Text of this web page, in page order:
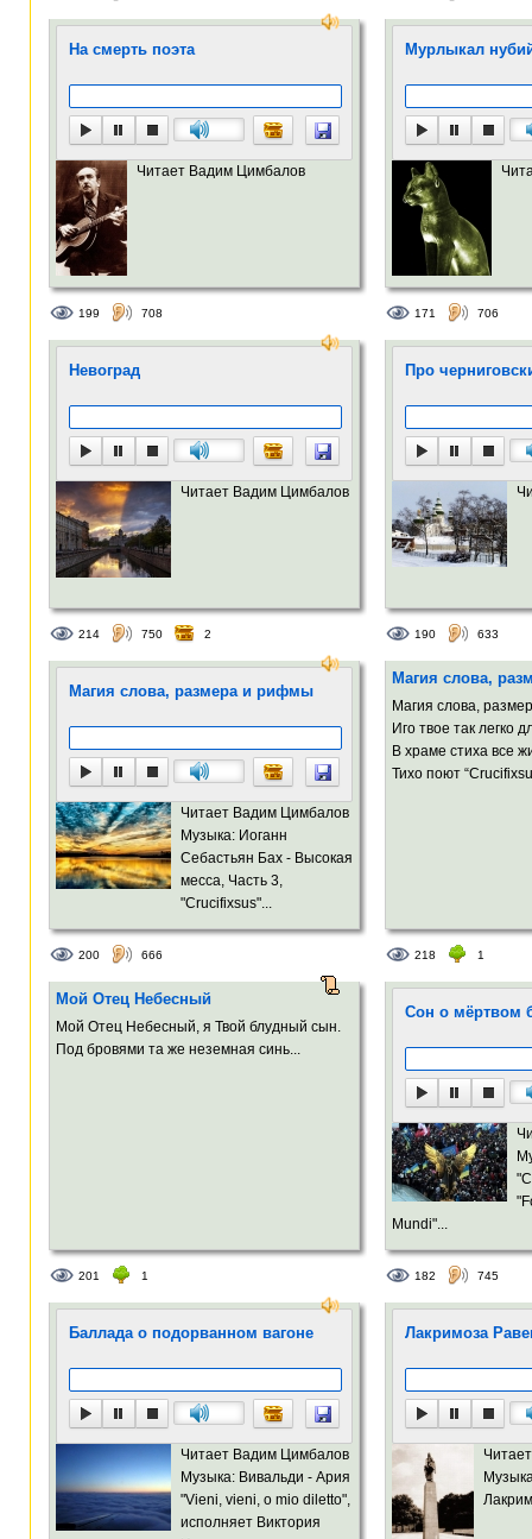
На смерть поэта
Читает Вадим Цимбалов
199 708
Мурлыкал
171 706
Невоград
Читает Вадим Цимбалов
214 750 2
Про
190 633
Магия слова, размера и рифмы
Читает Вадим Цимбалов
Музыка: Иоганн
Себастьян Бах - Высокая
месса, Часть 3,
"Crucifixsus"...
200 666
Магия слова,
Магия слова,
Иго твое так легко
В храме стиха все
Тихо поют
218 1
Мой Отец Небесный
Мой Отец Небесный, я Твой блудный сын.
Под бровями та же неземная синь...
201 1
Сон о мёртвом
Mundi"...
182 745
Баллада о подорванном вагоне
Читает Вадим Цимбалов
Музыка: Вивальди - Ария
"Vieni, vieni, o mio diletto",
исполняет Виктория
Лакримоза